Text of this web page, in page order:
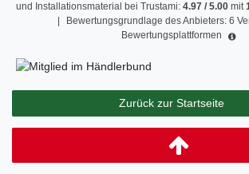
und Installationsmaterial bei Trustami: 4.97/ 5.00mit
Bewertungsgrundlage des Anbieters: 6
Bewertungsplattformen
Zurück zur Startseite